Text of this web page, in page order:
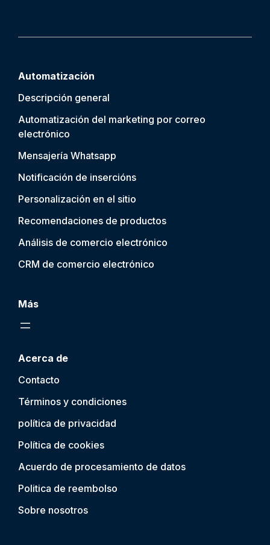
Automatización
Descripción general
Automatización del marketing por correo
electrónico
Mensajería Whatsapp
Notificación de insercións
Personalización en el sitio
Recomendaciones de productos
Análisis de comercio electrónico
CRM de comercio electrónico
Más
Acerca de
Contacto
Términos y condiciones
política de privacidad
Política de cookies
Acuerdo de procesamiento de datos
Politica de reembolso
Sobre nosotros